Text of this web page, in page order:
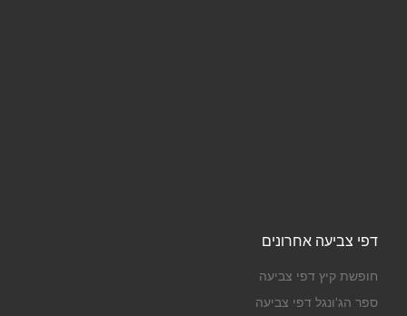
דפי צביעה אחרונים
חופשת קיץ דפי צביעה
ספר הג'ונגל דפי צביעה